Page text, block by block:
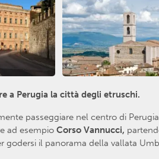
a Perugia la città degli etruschi.
passeggiare nel centro di
ad esempio Corso Vannucci,
godersi il panorama della vallata